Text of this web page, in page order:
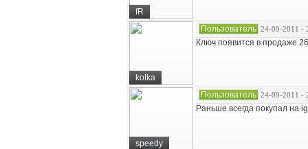
fR
kolka
Пользователь 24-09-2011 -
Ключ появится в продаже
speedy
Пользователь 24-09-2011 -
Раньше всегда покупал на